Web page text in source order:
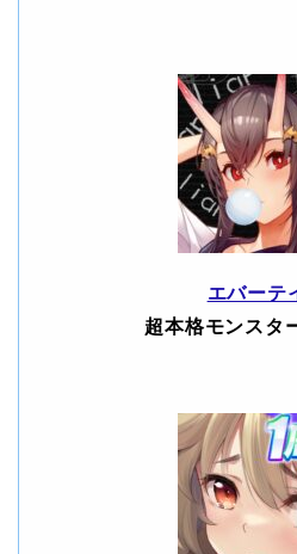
エバーテ
超本格モンスタ